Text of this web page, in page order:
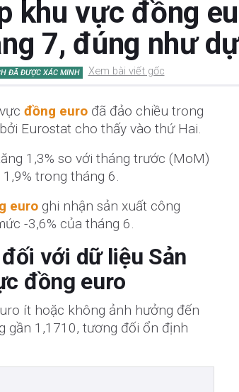
khu vực đồng
7, đúng như
ĐÃ ĐƯỢC XÁC MINH Xem bài viết gốc
đồng eurođã đảo chiều trong
Eurostat cho thấy vào thứ Hai.
1,3% so với tháng trước (MoM)
trong tháng 6.
euroghi nhận sản xuất công
-3,6% của tháng 6.
với dữ liệu Sản
đồng euro
ít hoặc không ảnh hưởng đến
gần 1,1710, tương đối ổn định